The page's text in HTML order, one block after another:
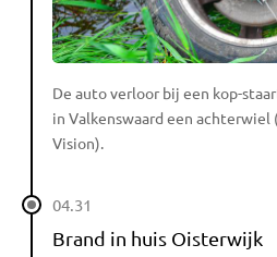
De auto verloor bij een kop-
in Valkenswaard een achterwiel
Vision).
04.31
Brand in huis Oisterwijk